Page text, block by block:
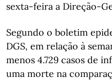
sexta-feira a Direção-
Segundo o boletim
DGS, em relação à
menos 4.729 casos de
uma morte na